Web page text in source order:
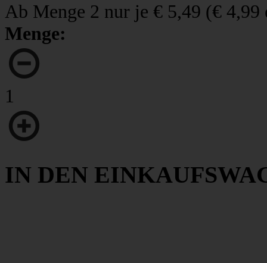
Ab Menge 2 nur je € 5,49 (€ 4,99
Menge:
1
IN DEN